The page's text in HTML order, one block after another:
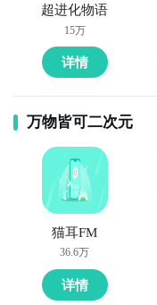
超进化物语
15万
详情
万物皆可二次元
猫耳FM
36.6万
详情